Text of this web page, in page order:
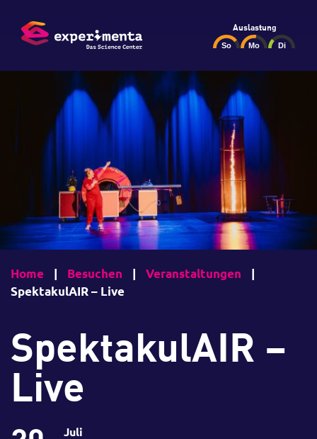
Auslastung
Home | Besuchen | Veranstaltungen
|
SpektakulAIR – Live
SpektakulAIR –
Live
Juli